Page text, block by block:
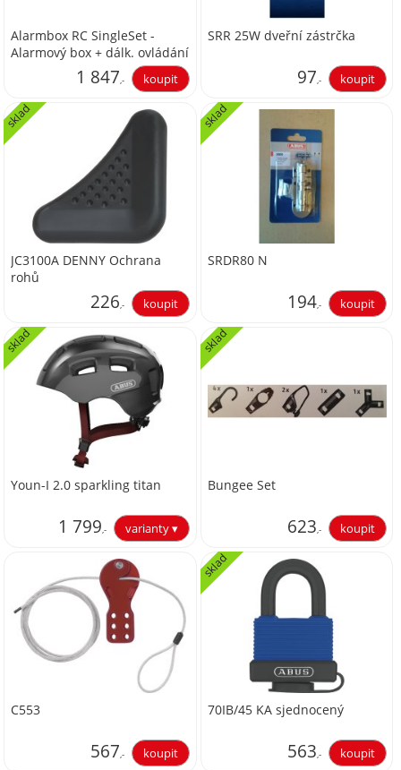
Alarmbox RC SingleSet -
Alarmový box + dálk. ovládání
1 847,-
SRR 25W dveřní zástrčka
97 ,-
80,17
JC3100A DENNY Ochrana
rohů
sklad
226,-
186,78
SRDR80 N
sklad
194,-
Youn-I 2.0 sparkling titan
sklad
1 799,-
Bungee Set
sklad
623,-
514,88
C553
567,-
70IB/45 KA sjednocený
sklad
563,-